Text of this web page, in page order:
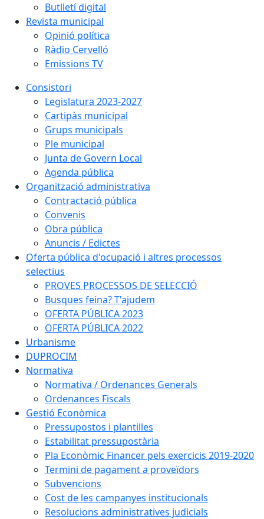
Butlletí digital
Revista municipal
Opinió política
Ràdio Cervelló
Emissions TV
Consistori
Legislatura 2023-2027
Cartipàs municipal
Grups municipals
Ple municipal
Junta de Govern Local
Agenda pública
Organització administrativa
Contractació pública
Convenis
Obra pública
Anuncis / Edictes
Oferta pública d'ocupació i altres processos
selectius
PROVES PROCESSOS DE SELECCIÓ
Busques feina? T'ajudem
OFERTA PÚBLICA 2023
OFERTA PÚBLICA 2022
Urbanisme
DUPROCIM
Normativa
Normativa / Ordenances Generals
Ordenances Fiscals
Gestió Econòmica
Pressupostos i plantilles
Estabilitat pressupostària
Pla Econòmic Financer pels exercicis 2019-2020
Termini de pagament a proveïdors
Subvencions
Cost de les campanyes institucionals
Resolucions administratives judicials